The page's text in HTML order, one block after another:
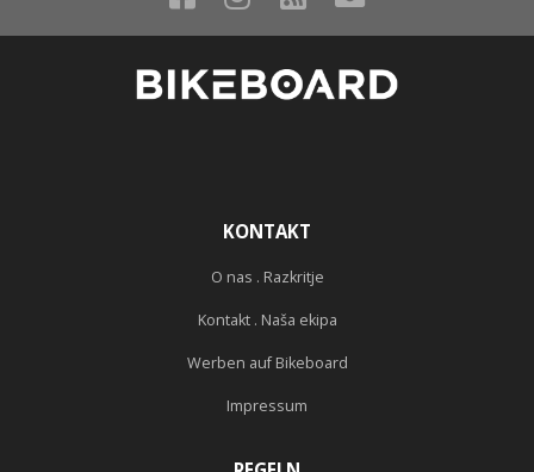
KONTAKT
O nas . Razkritje
Kontakt . Naša ekipa
Werben auf Bikeboard
Impressum